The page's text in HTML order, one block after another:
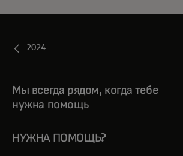
2024
Мы всегда рядом, когда тебе
нужна помощь
НУЖНА ПОМОЩЬ?